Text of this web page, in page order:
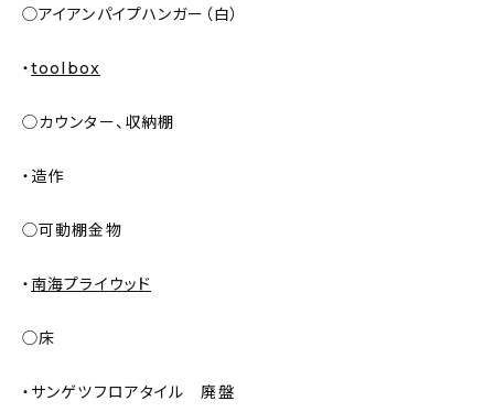
◯アイアンパイプハンガー（白）
・toolbox
◯カウンター、収納棚
・造作
◯可動棚金物
・ 南海プライウッド
◯床
・サンゲツフロアタイル 廃盤